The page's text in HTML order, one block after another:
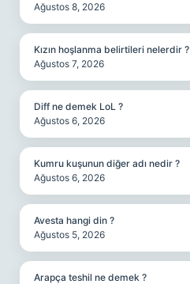
Ağustos 8, 2026
Kızın hoşlanma belirtileri nelerdir ?
Ağustos 7, 2026
Diff ne demek LoL ?
Ağustos 6, 2026
Kumru kuşunun diğer adı nedir ?
Ağustos 6, 2026
Avesta hangi din ?
Ağustos 5, 2026
Arapça teshil ne demek ?